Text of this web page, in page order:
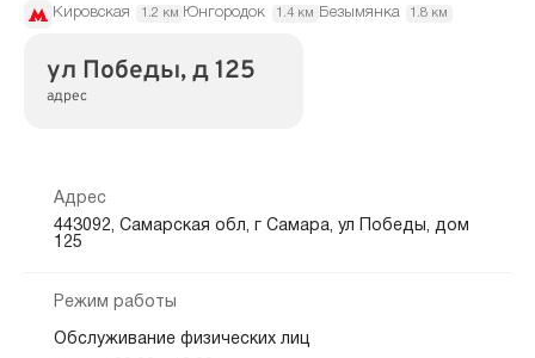
Кировская 1.2 км Юнгородок 1.4 км Безымянка 1.8 км
ул Победы, д 125
адрес
Адрес
443092, Самарская обл, г Самара, ул Победы, дом
125
Режим работы
Обслуживание физических лиц